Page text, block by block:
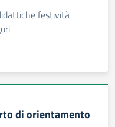
festività
di orientamento